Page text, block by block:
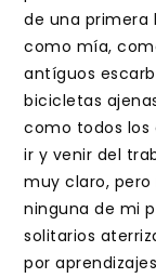
de una primera
como mía,
antíguos
bicicletas
como todos los
ir y venir del
muy claro,
ninguna de mi
solitarios
por